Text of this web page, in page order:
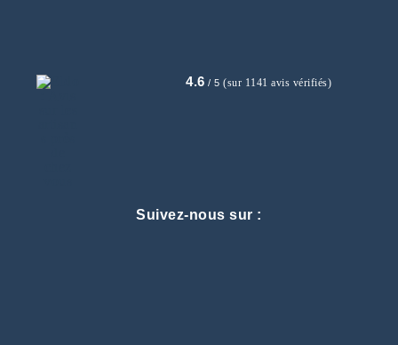
4.6 / 5(sur 1141 avis vérifiés)
Suivez-nous sur :